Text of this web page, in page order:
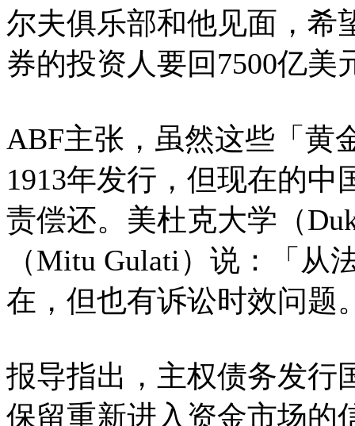
尔夫俱乐部和他见面，希
券的投资人要回7500亿美
ABF主张，虽然这些「黄
1913年发行，但现在的
责偿还。美杜克大学（
（Mitu Gulati）说：「从
在，但也有诉讼时效问题
报导指出，主权债务发行
保留重新进入资金市场的